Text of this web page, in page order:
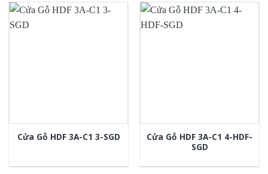
Cửa Gỗ HDF 3A-C1 3-SGD
Cửa Gỗ HDF 3A-C1 4-HDF-
SGD